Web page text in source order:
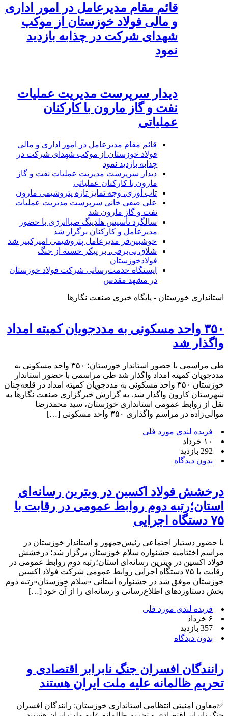
قائم مقام مدیرعامل در امور اداری
و مالی فولاد خوزستان از موکب
شهدای شرکت در چذابه بازدید
نمود
دیدار سرپرست مدیریت عملیات
نفت و گاز مارون با کارکنان
عملیاتی
قائم مقام مدیرعامل در امور اداری و مالی
فولاد خوزستان از موکب شهدای شرکت در
چذابه بازدید نمود
دیدار سرپرست مدیریت عملیات نفت و گاز
مارون با کارکنان عملیاتی
تاب آوری، وجه تمایز تازه پتروشیمی مارون
علی صفی خانی سرپرست مدیریت عملیات
نفت و گاز مارون شد
سالگرد تأسیس هلدینگ صباانرژی با حضور
مدیرعامل و کارکنان برگزار شد
خوشبین‌فر مدیرعامل پتروشیمی امیرکبیر شد
شلاق‌ بی‌برقی، بر پیکر خسته‌ از جنگ
فولادخوزستان
ایستگاه خدمت‌رسانی شرکت فولاد خوزستان
در مشهد مقدس
استانداری خوزستان - پایگاه خبری صنعت نگارها
۳۵۰ واحد مسکونی به مددجویان کمیته امداد
واگذار شد
طی مراسمی با حضور استاندار خوزستان؛ ۳۵۰ واحد مسکونی به
مددجویان کمیته امداد واگذار شد طی مراسمی با حضور استاندار
خوزستان ۳۵۰ واحد مسکونی به مددجویان کمیته امداد در قلعه‌چنان
شهرستان کارون واگذار شد. به گزارش خبرگزاری صنعت نگارها به
نقل از روابط عمومی استانداری خوزستان، سید محمدرضا
موالی‌زاده در مراسم واگذاری ۳۵۰ واحد مسکونی […]
فریده لندی مورد فلی
۱۰ خرداد
292 بازدید
بدون دیدگاه
درخشش فولاد اکسین در ویترین رسانه‌ای
استان؛رتبه دوم روابط عمومی در رقابت با
۷۵ دستگاه اجرایی
با حضور دستیار اجتماعی رئیس‌جمهور و استاندار خوزستان در
مراسم اختتامیه جشنواره سلام خوزستان برگزار شد؛ درخشش
فولاد اکسین در ویترین رسانه‌ای استان؛رتبه دوم روابط عمومی در
رقابت با ۷۵ دستگاه اجرایی روابط عمومی شرکت فولاد اکسین
خوزستان موفق شد در جشنواره استانی «سلام خوزستان»رتبه دوم
بخش دستاوردهای اطلاع‌رسانی و رسانه‌ای را از آن خود […]
فریده لندی مورد فلی
۶ خرداد
357 بازدید
بدون دیدگاه
رانندگان افسران جنگ نابرابر اقتصادی و
تحریم ظالمانه علیه ملت ایران هستند
✅معاون امنیتی انتظامی استانداری خوزستان: رانندگان افسران